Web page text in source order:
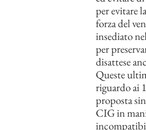
per evitare
forza del
insediato
per
disattese
Queste
riguardo ai
proposta
CIG in